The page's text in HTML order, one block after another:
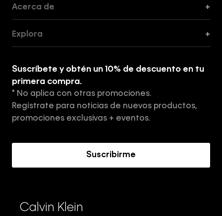
Acerca de +
Tiendas
Aviso de privacidad
Términos y Condiciones
Explora +
Suscríbete y obtén un 10% de descuento en tu
primera compra.
* No aplica con otras promociones.
Regístrate para noticias de nuevos productos,
promociones exclusivas + eventos.
Suscribirme
Calvin Klein